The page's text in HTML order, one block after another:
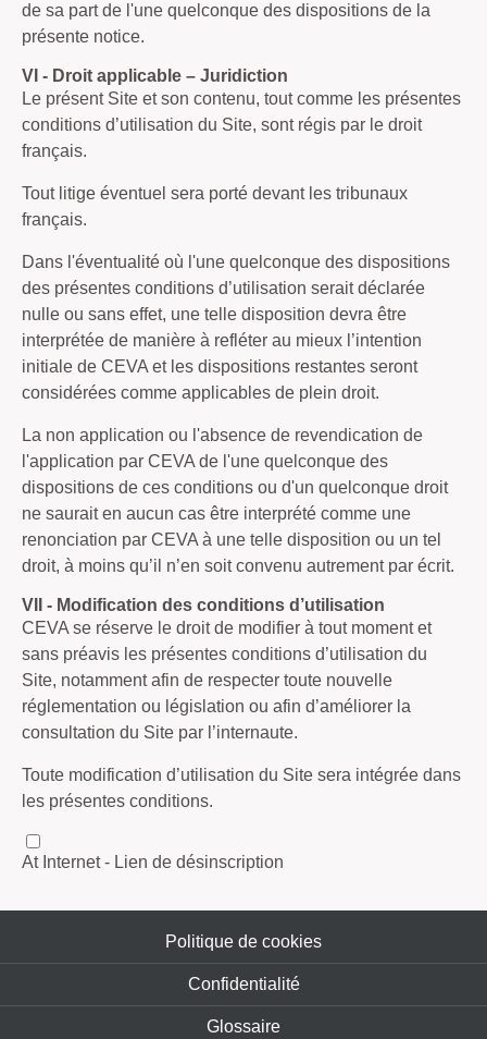
de sa part de l'une quelconque des dispositions de la
présente notice.
VI - Droit applicable – Juridiction
Le présent Site et son contenu, tout comme les présentes
conditions d’utilisation du Site, sont régis par le droit
français.
Tout litige éventuel sera porté devant les tribunaux
français.
Dans l'éventualité où l'une quelconque des dispositions
des présentes conditions d’utilisation serait déclarée
nulle ou sans effet, une telle disposition devra être
interprétée de manière à refléter au mieux l’intention
initiale de CEVA et les dispositions restantes seront
considérées comme applicables de plein droit.
La non application ou l'absence de revendication de
l'application par CEVA de l'une quelconque des
dispositions de ces conditions ou d'un quelconque droit
ne saurait en aucun cas être interprété comme une
renonciation par CEVA à une telle disposition ou un tel
droit, à moins qu’il n’en soit convenu autrement par écrit.
VII - Modification des conditions d’utilisation
CEVA se réserve le droit de modifier à tout moment et
sans préavis les présentes conditions d’utilisation du
Site, notamment afin de respecter toute nouvelle
réglementation ou législation ou afin d’améliorer la
consultation du Site par l’internaute.
Toute modification d’utilisation du Site sera intégrée dans
les présentes conditions.
At Internet - Lien de désinscription
Politique de cookies
Confidentialité
Glossaire